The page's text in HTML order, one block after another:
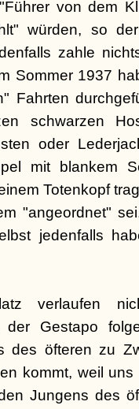
von dem
würden, so
zahle
Sommer 1937
Fahrten
schwarzen
oder
mit blankem
Totenkopf
"angeordnet"
jedenfalls
verlaufen
der Gestapo
des öfteren zu
kommt, weil
Jungens des